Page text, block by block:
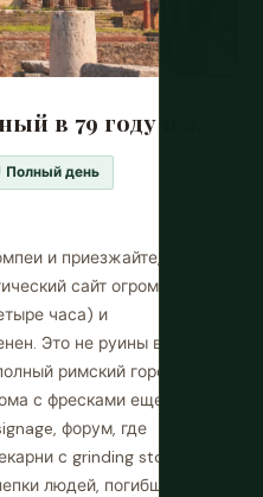
в 79 году н.э.
Полный день
и приезжайте, когда
сайт огромен
часа) и
Это не руины в
римский город:
с фресками еще на
форум, где
с grinding stones
людей, погибших в